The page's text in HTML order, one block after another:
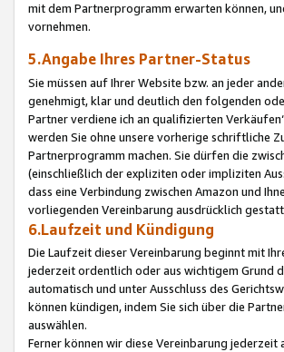
mit dem Partnerprogramm erwarten können,
vornehmen.
5.Angabe Ihres Partner-Status
Sie müssen auf Ihrer Website bzw. an jeder
genehmigt, klar und deutlich den folgenden
Partner verdiene ich an qualifizierten
werden Sie ohne unsere vorherige schriftliche
Partnerprogramm machen. Sie dürfen die
(einschließlich der expliziten oder impliziten
dass eine Verbindung zwischen Amazon und
vorliegenden Vereinbarung ausdrücklich
6.Laufzeit und Kündigung
Die Laufzeit dieser Vereinbarung beginnt mit
jederzeit ordentlich oder aus wichtigem Grund
automatisch und unter Ausschluss des
können kündigen, indem Sie sich über die
auswählen.
Ferner können wir diese Vereinbarung